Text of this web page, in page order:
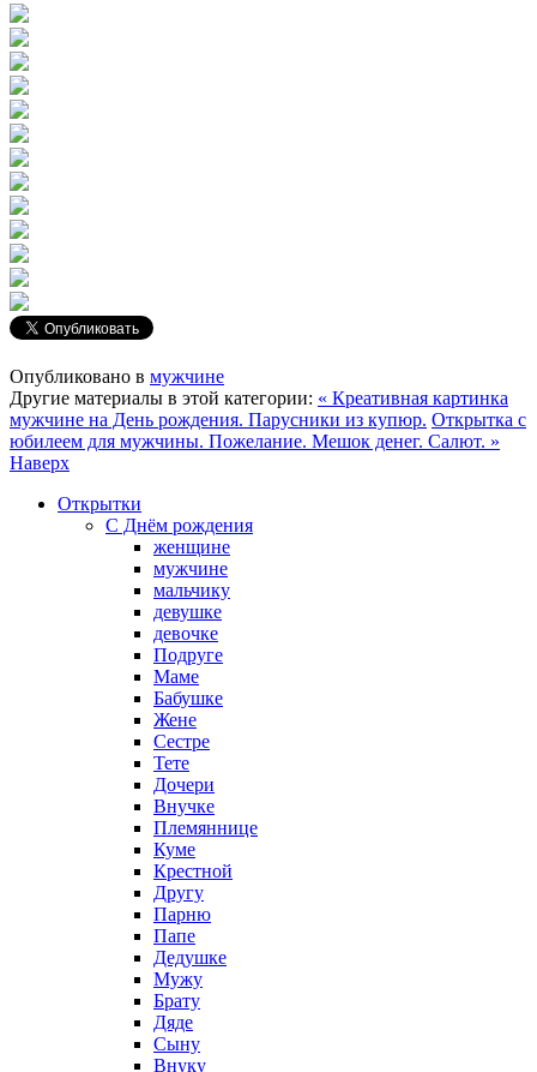
Опубликовано в мужчине
Другие материалы в этой категории: « Креативная картинка
мужчине на День рождения. Парусники из купюр. Открытка с
юбилеем для мужчины. Пожелание. Мешок денег. Салют. »
Наверх
Открытки
С Днём рождения
женщине
мужчине
мальчику
девушке
девочке
Подруге
Маме
Бабушке
Жене
Сестре
Тете
Дочери
Внучке
Племяннице
Куме
Крестной
Другу
Парню
Папе
Дедушке
Мужу
Брату
Дяде
Сыну
Внуку